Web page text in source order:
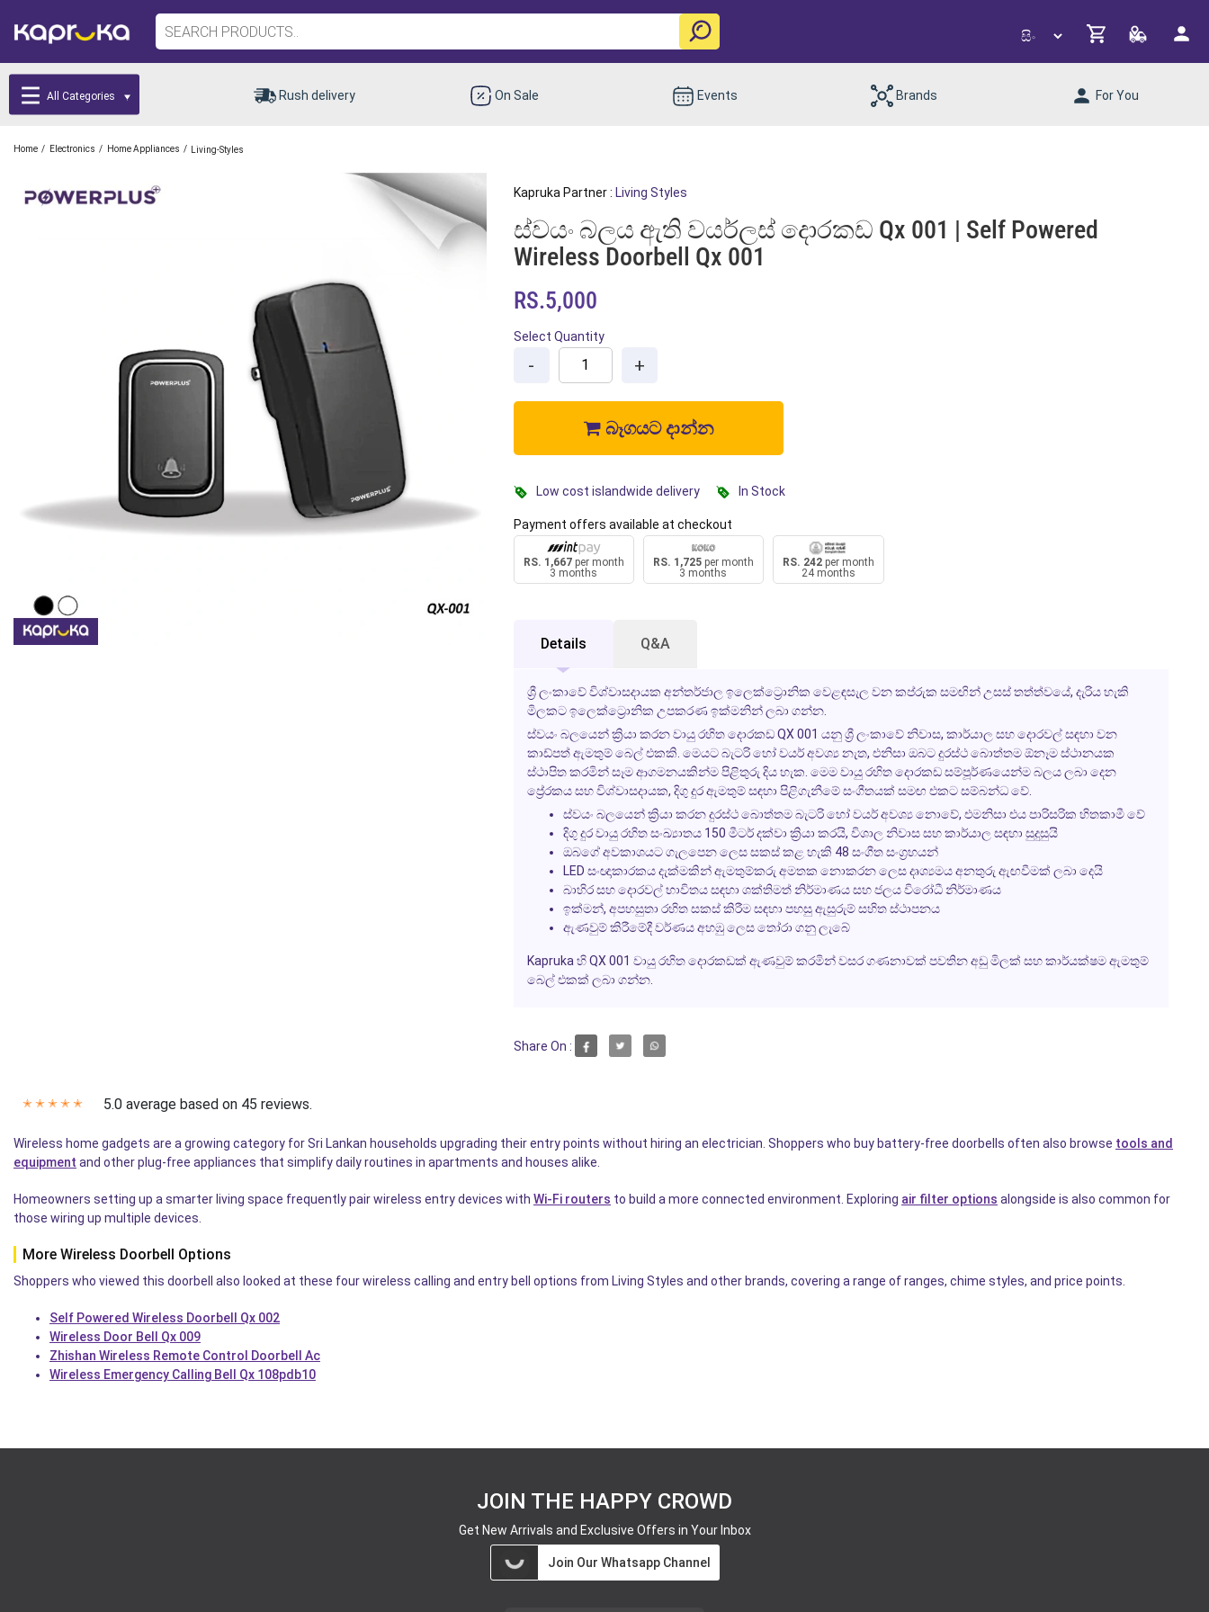
All Categories Rush delivery On Sale Events Brands For You
Home / Electronics / Home Appliances / Living-Styles
Kapruka Partner : Living Styles
ස්වයං බලය ඇති වයර්ලස් දොරකඩ Qx 001 | Self Powered
Wireless Doorbell Qx 001
RS.5,000
Select Quantity
- +
බෑගයට දාන්න
Low cost islandwide delivery In Stock
Payment offers available at checkout
RS. 1,667per month
3 months
RS. 1,725per month
3 months
RS. 242per month
24 months
Details Q&A
ශ්‍රී ලංකාවේ විශ්වාසදායක අන්තර්ජාල ඉලෙක්ට්‍රොනික වෙළඳසැල වන කප්රුක සමඟින් උසස් තත්ත්වයේ, දැරිය හැකි
මිලකට ඉලෙක්ට්‍රොනික උපකරණ ඉක්මනින් ලබා ගන්න.
ස්වයං බලයෙන් ක්‍රියා කරන වායු රහිත දොරකඩ QX 001 යනු ශ්‍රී ලංකාවේ නිවාස, කාර්යාල සහ දොරවල් සඳහා වන
කාඩ්පත් ඇමතුම් බෙල් එකකි. මෙයට බැටරි හෝ වයර් අවශ්‍ය නැත, එනිසා ඔබට දුරස්ථ බොත්තම ඕනෑම ස්ථානයක
ස්ථාපිත කරමින් සෑම ආගමනයකින්ම පිළිතුරු දිය හැක. මෙම වායු රහිත දොරකඩ සම්පූර්ණයෙන්ම බලය ලබා දෙන
ප්‍රේරකය සහ විශ්වාසදායක, දිගු දුර ඇමතුම් සඳහා පිළිගැනීමේ සංගීතයක් සමඟ එකට සම්බන්ධ වේ.
ස්වයං බලයෙන් ක්‍රියා කරන දුරස්ථ බොත්තම බැටරි හෝ වයර් අවශ්‍ය නොවේ, එමනිසා එය පාරිසරික හිතකාමී වේ
දිගු දුර වායු රහිත සංඛ්‍යාතය 150 මීටර් දක්වා ක්‍රියා කරයි, විශාල නිවාස සහ කාර්යාල සඳහා සුදුසුයි
ඔබගේ අවකාශයට ගැලපෙන ලෙස සකස් කළ හැකි 48 සංගීත සංග්‍රහයන්
LED සංඥාකාරකය දැක්මකින් ඇමතුම්කරු අමතක නොකරන ලෙස දෘශ්‍යමය අනතුරු ඇඟවීමක් ලබා දෙයි
බාහිර සහ දොරවල් භාවිතය සඳහා ශක්තිමත් නිර්මාණය සහ ජලය විරෝධී නිර්මාණය
ඉක්මන්, අපහසුතා රහිත සකස් කිරීම සඳහා පහසු ඇසුරුම් සහිත ස්ථාපනය
ඇණවුම් කිරීමේදී වර්ණය අහඹු ලෙස තෝරා ගනු ලැබේ
Kapruka හි QX 001 වායු රහිත දොරකඩක් ඇණවුම් කරමින් වසර ගණනාවක් පවතින අඩු මිලක් සහ කාර්යක්ෂම ඇමතුම්
බෙල් එකක් ලබා ගන්න.
Share On :
✭ ✭ ✭ ✭ ✭ 5.0 average based on 45 reviews.
Wireless home gadgets are a growing category for Sri Lankan households upgrading their entry points without hiring an electrician. Shoppers who buy battery-free doorbells often also browse tools and
equipment and other plug-free appliances that simplify daily routines in apartments and houses alike.
Homeowners setting up a smarter living space frequently pair wireless entry devices with Wi-Fi routers to build a more connected environment. Exploring air filter options alongside is also common for
those wiring up multiple devices.
More Wireless Doorbell Options
Shoppers who viewed this doorbell also looked at these four wireless calling and entry bell options from Living Styles and other brands, covering a range of ranges, chime styles, and price points.
Self Powered Wireless Doorbell Qx 002
Wireless Door Bell Qx 009
Zhishan Wireless Remote Control Doorbell Ac
Wireless Emergency Calling Bell Qx 108pdb10
JOIN THE HAPPY CROWD
Get New Arrivals and Exclusive Offers in Your Inbox
Join Our Whatsapp Channel